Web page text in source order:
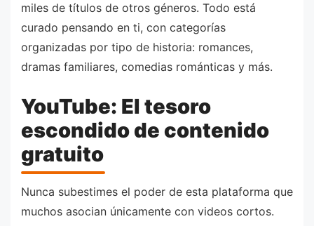
miles de títulos de otros géneros. Todo está
curado pensando en ti, con categorías
organizadas por tipo de historia: romances,
dramas familiares, comedias románticas y más.
YouTube: El tesoro
escondido de contenido
gratuito
Nunca subestimes el poder de esta plataforma que
muchos asocian únicamente con videos cortos.